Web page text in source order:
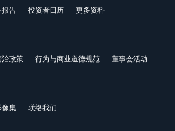
报告 投资者日历 更多资料
治政策 行为与商业道德规范 董事会活动
像集 联络我们